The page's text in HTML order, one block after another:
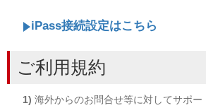
iPass接続設定はこちら
ご利用規約
1) 海外からのお問合せ等に対してサポー